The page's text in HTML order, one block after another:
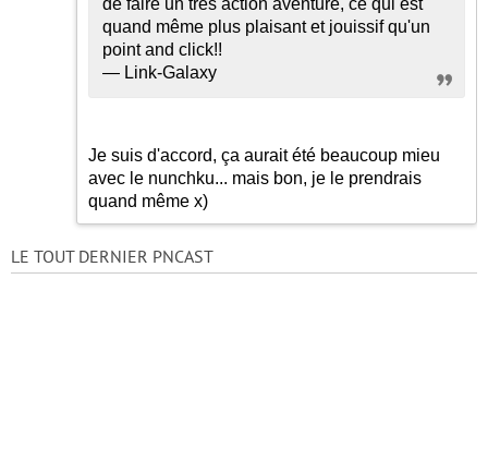
de faire un très action aventure, ce qui est
quand même plus plaisant et jouissif qu'un
point and click!!
— Link-Galaxy
Je suis d'accord, ça aurait été beaucoup mieu
avec le nunchku... mais bon, je le prendrais
quand même x)
LE TOUT DERNIER PNCAST